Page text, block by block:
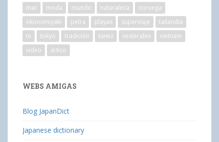
mar
moda mundo naturaleza
noruega
okonomiyaki
petra playas superviaje
tailandia
te
tokyo tradición túnez vesteralen
vietnam
vídeo
ártico
WEBS AMIGAS
Blog JapanDict
Japanese dictionary